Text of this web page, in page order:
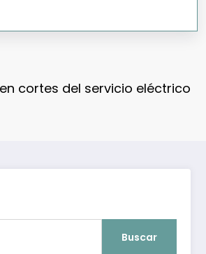
cortes del servicio eléctrico
Buscar